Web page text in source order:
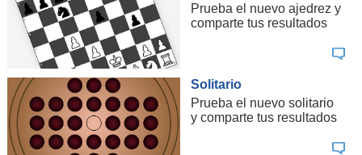
Prueba el nuevo ajedrez y
comparte tus resultados
Solitario
Prueba el nuevo solitario
y comparte tus resultados